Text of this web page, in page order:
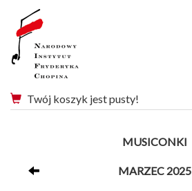
Twój koszyk jest pusty!
MUSICONKI
MARZEC 2025